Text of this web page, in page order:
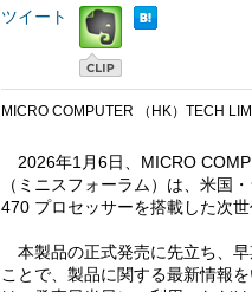
ツイート
MICRO COMPUTER （HK）TECH
2026年1月6日、MICRO
（ミニスフォーラム）は、米国
470 プロセッサーを搭載した次
本製品の正式発売に先立ち、早
ことで、製品に関する最新情報